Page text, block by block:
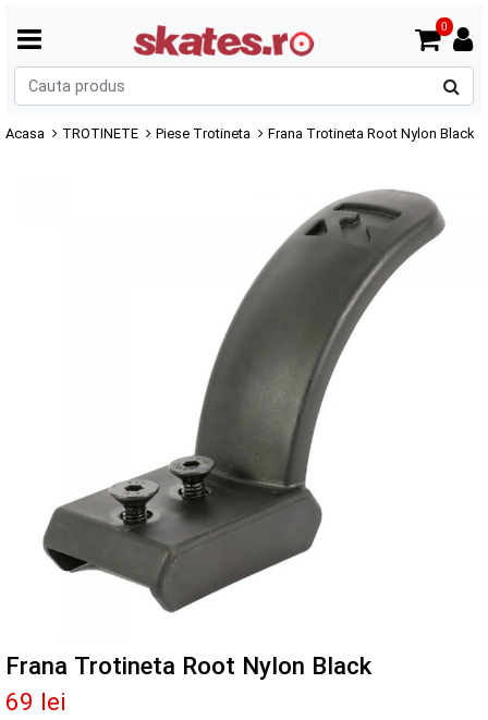
0
Acasa TROTINETE Piese Trotineta Frana Trotineta Root Nylon Black
Frana Trotineta Root Nylon Black
69 lei